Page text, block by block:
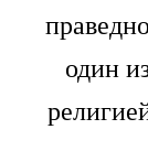
один